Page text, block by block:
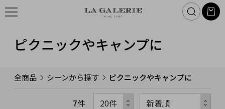
ピクニックやキャンプに
全商品 シーンから探す ピクニックやキャンプに
7件